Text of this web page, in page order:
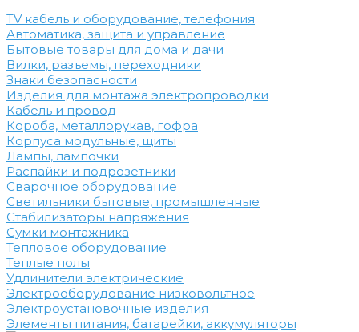
TV кабель и оборудование, телефония
Автоматика, защита и управление
Бытовые товары для дома и дачи
Вилки, разъемы, переходники
Знаки безопасности
Изделия для монтажа электропроводки
Кабель и провод
Короба, металлорукав, гофра
Корпуса модульные, щиты
Лампы, лампочки
Распайки и подрозетники
Сварочное оборудование
Светильники бытовые, промышленные
Стабилизаторы напряжения
Сумки монтажника
Тепловое оборудование
Теплые полы
Удлинители электрические
Электрооборудование низковольтное
Электроустановочные изделия
Элементы питания, батарейки, аккумуляторы